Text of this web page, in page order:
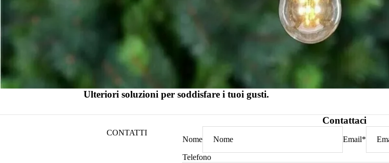
CONTATTI
Ulteriori soluzioni per soddisfare i tuoi gusti.
Contattaci
Nome Email*
Telefono